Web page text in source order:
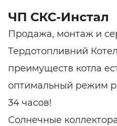
ЧП СКС-Инстал
Продажа, монтаж и
Тердотопливний
преимуществ котла
оптимальный режим
34 часов!
Солнечные